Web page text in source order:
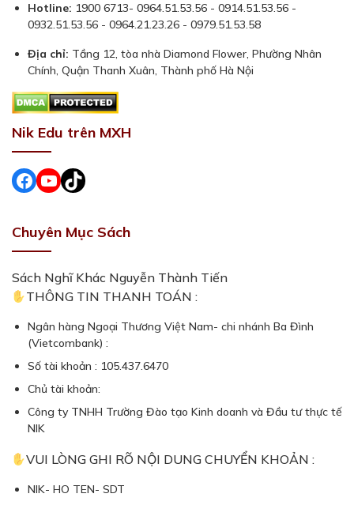
Hotline: 1900 6713- 0964.51.53.56 - 0914.51.53.56 -
0932.51.53.56 - 0964.21.23.26 - 0979.51.53.58
Địa chỉ: Tầng 12, tòa nhà Diamond Flower, Phường Nhân
Chính, Quận Thanh Xuân, Thành phố Hà Nội
Nik Edu trên MXH
Facebook # #
Chuyên Mục Sách
Sách Nghĩ Khác Nguyễn Thành Tiến
THÔNG TIN THANH TOÁN :
Ngân hàng Ngoại Thương Việt Nam- chi nhánh Ba Đình
(Vietcombank) :
Số tài khoản : 105.437.6470
Chủ tài khoản:
Công ty TNHH Trường Đào tạo Kinh doanh và Đầu tư thực tế
NIK
VUI LÒNG GHI RÕ NỘI DUNG CHUYỂN KHOẢN :
NIK- HO TEN- SDT